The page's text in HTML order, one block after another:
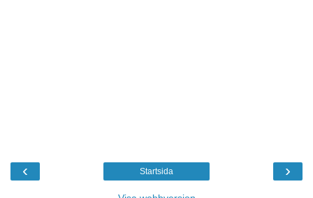
‹ ›
Startsida